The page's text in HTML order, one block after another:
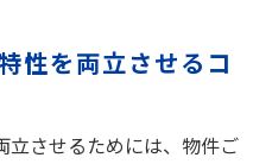
性を両立させるコ
立させるためには、物件ご